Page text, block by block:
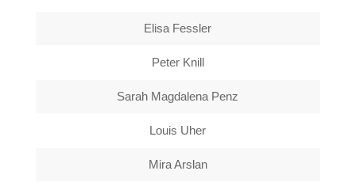
Elisa Fessler
Peter Knill
Sarah Magdalena Penz
Louis Uher
Mira Arslan